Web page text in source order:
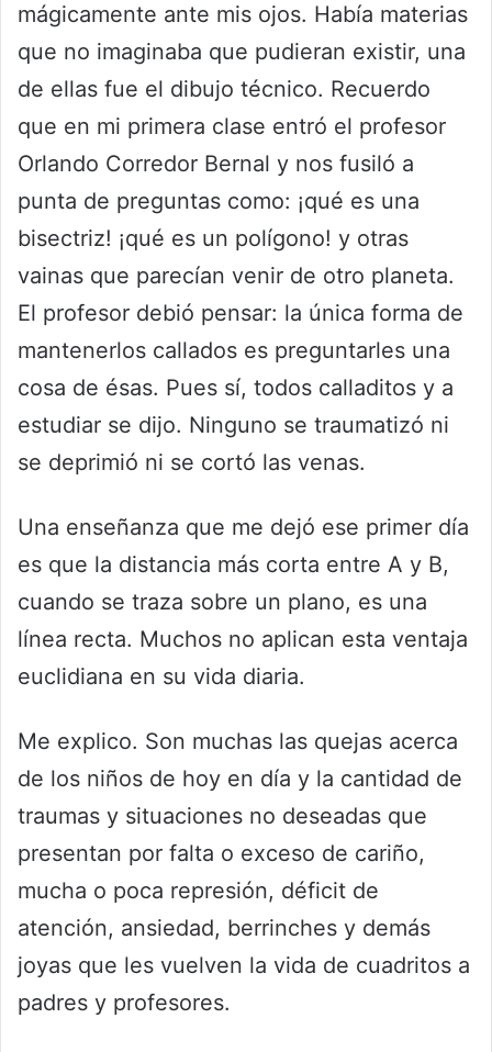
mágicamente ante mis ojos. Había materias
que no imaginaba que pudieran existir, una
de ellas fue el dibujo técnico. Recuerdo
que en mi primera clase entró el profesor
Orlando Corredor Bernal y nos fusiló a
punta de preguntas como: ¡qué es una
bisectriz! ¡qué es un polígono! y otras
vainas que parecían venir de otro planeta.
El profesor debió pensar: la única forma de
mantenerlos callados es preguntarles una
cosa de ésas. Pues sí, todos calladitos y a
estudiar se dijo. Ninguno se traumatizó ni
se deprimió ni se cortó las venas.
Una enseñanza que me dejó ese primer día
es que la distancia más corta entre A y B,
cuando se traza sobre un plano, es una
línea recta. Muchos no aplican esta ventaja
euclidiana en su vida diaria.
Me explico. Son muchas las quejas acerca
de los niños de hoy en día y la cantidad de
traumas y situaciones no deseadas que
presentan por falta o exceso de cariño,
mucha o poca represión, déficit de
atención, ansiedad, berrinches y demás
joyas que les vuelven la vida de cuadritos a
padres y profesores.